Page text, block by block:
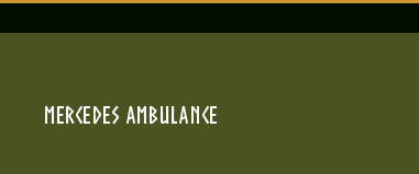
Mercedes Ambulance